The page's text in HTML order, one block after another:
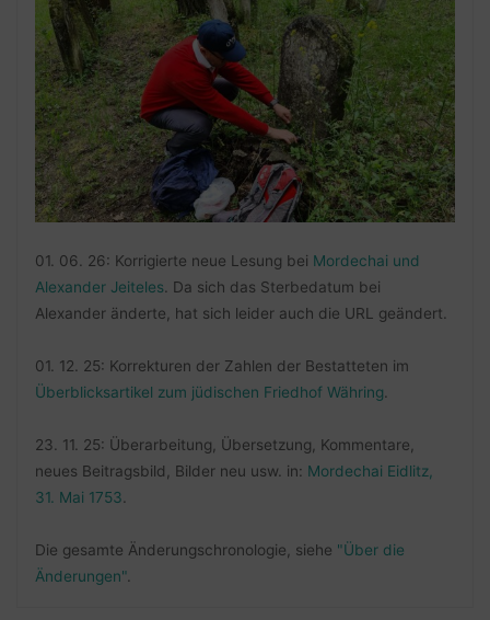
01. 06. 26: Korrigierte neue Lesung bei Mordechai und
Alexander Jeiteles. Da sich das Sterbedatum bei
Alexander änderte, hat sich leider auch die URL geändert.
01. 12. 25: Korrekturen der Zahlen der Bestatteten im
Überblicksartikel zum jüdischen Friedhof Währing.
23. 11. 25: Überarbeitung, Übersetzung, Kommentare,
neues Beitragsbild, Bilder neu usw. in: Mordechai Eidlitz,
31. Mai 1753.
Die gesamte Änderungschronologie, siehe "Über die
Änderungen".